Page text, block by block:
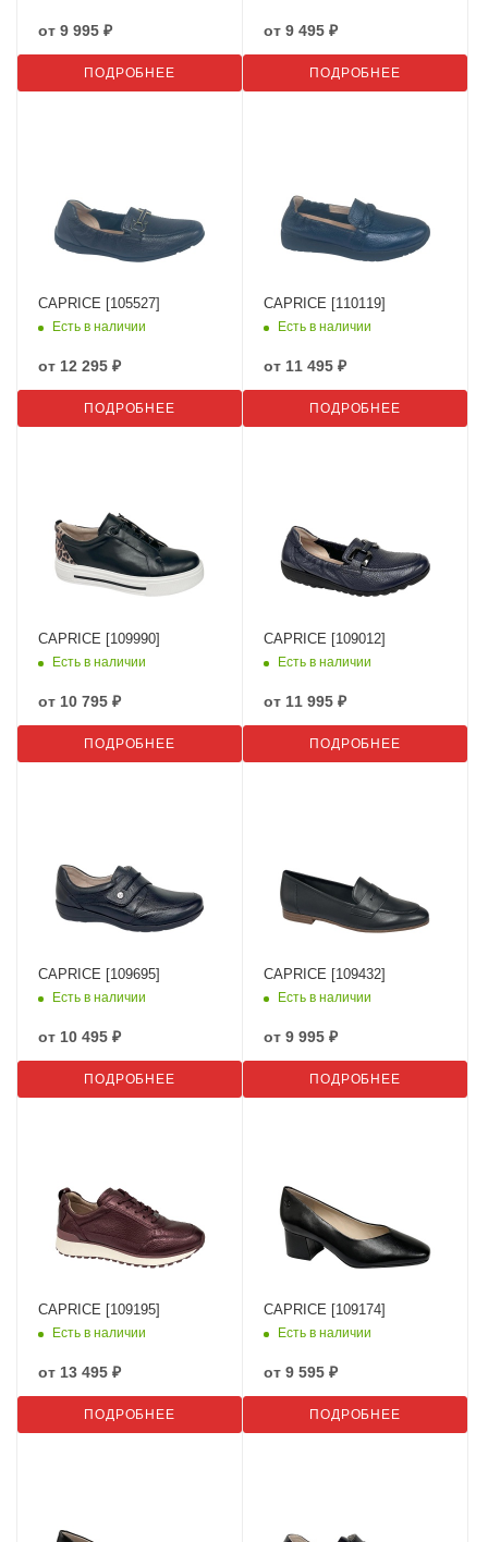
от 9 995 ₽
ПОДРОБНЕЕ
от 9 495 ₽
ПОДРОБНЕЕ
CAPRICE [105527]
Есть в наличии
от 12 295 ₽
ПОДРОБНЕЕ
CAPRICE [110119]
Есть в наличии
от 11 495 ₽
ПОДРОБНЕЕ
CAPRICE [109990]
Есть в наличии
от 10 795 ₽
ПОДРОБНЕЕ
CAPRICE [109012]
Есть в наличии
от 11 995 ₽
ПОДРОБНЕЕ
CAPRICE [109695]
Есть в наличии
от 10 495 ₽
ПОДРОБНЕЕ
CAPRICE [109432]
Есть в наличии
от 9 995 ₽
ПОДРОБНЕЕ
CAPRICE [109195]
Есть в наличии
от 13 495 ₽
ПОДРОБНЕЕ
CAPRICE [109174]
Есть в наличии
от 9 595 ₽
ПОДРОБНЕЕ